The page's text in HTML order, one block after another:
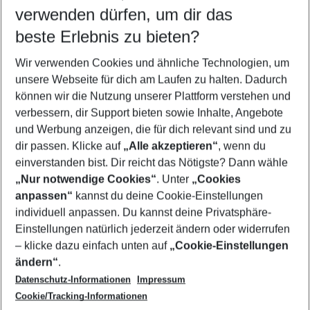
Wähle deinen Reisezeitraum
5-8 Nächte
2 Erwachsene Keine Kinder
Mehr Filter anzeigen
Footer
Footer navigation
Über uns
AGB
Bestpreisgarantie
Cookie-Einstellungen ändern
Cookie-Richtlinie
Agenturbetreuung
Barrierefreies Reisen
Folge uns
verwenden dürfen, um dir das
beste Erlebnis zu bieten?
Wir verwenden Cookies und ähnliche Technologien, um
unsere Webseite für dich am Laufen zu halten. Dadurch
können wir die Nutzung unserer Plattform verstehen und
verbessern, dir Support bieten sowie Inhalte, Angebote
und Werbung anzeigen, die für dich relevant sind und zu
dir passen. Klicke auf „Alle akzeptieren“, wenn du
einverstanden bist. Dir reicht das Nötigste? Dann wähle
„Nur notwendige Cookies“. Unter „Cookies
anpassen“ kannst du deine Cookie-Einstellungen
individuell anpassen. Du kannst deine Privatsphäre-
Einstellungen natürlich jederzeit ändern oder widerrufen
– klicke dazu einfach unten auf „Cookie-Einstellungen
ändern“.
Datenschutz-Informationen
Impressum
Cookie/Tracking-Informationen